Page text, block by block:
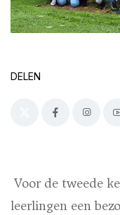
DELEN
Voor de tweede
leerlingen een